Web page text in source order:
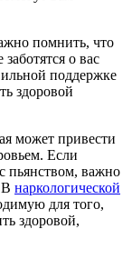
помнить, что
о вас
поддержке
здоровой
может привести
Если
пьянством, важно
В наркологической
для того,
здоровой,